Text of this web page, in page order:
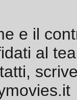
e il
al